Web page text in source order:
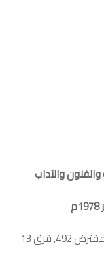
والآداب
الكتاب صدر فى ديسمبر 2019م تحت رقم 479 ( المفترض 492, فرق 13